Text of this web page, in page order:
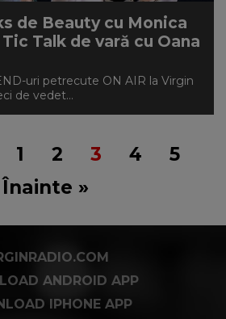
de Beauty cu Monica
Talk de vară cu Oana
uri petrecute ON AIR la Virgin
de vedet...
1 2 3 4
5
Înainte »
ANDROID APP
IPHONE APP